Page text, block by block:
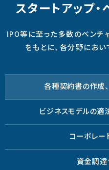
スタートアップ
IPO等に至った多数のベン
をもとに、各分野におい
各種契約書の作成
ビジネスモデルの
コーポレ
資金調達